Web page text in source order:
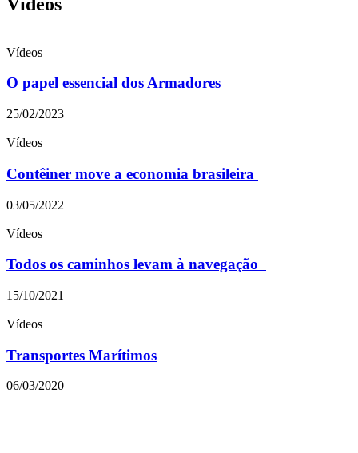
Vídeos
O papel essencial dos Armadores
25/02/2023
Vídeos
Contêiner move a economia brasileira
03/05/2022
Vídeos
Todos os caminhos levam à navegação
15/10/2021
Vídeos
Transportes Marítimos
06/03/2020